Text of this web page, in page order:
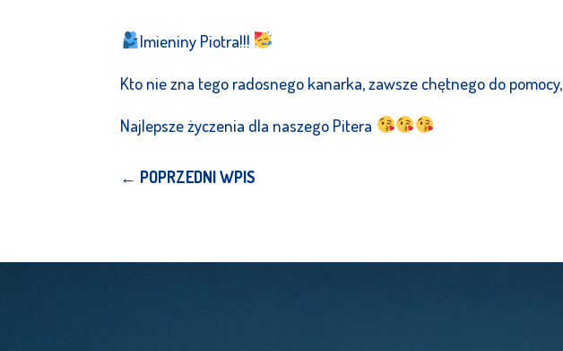
Imieniny Piotra!!!
Kto nie zna tego radosnego kanarka, zawsze chętnego do
Najlepsze życzenia dla naszego Pitera
← POPRZEDNI WPIS